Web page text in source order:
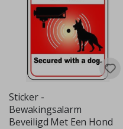
Sticker -
Bewakingsalarm
Beveiligd Met Een Hond